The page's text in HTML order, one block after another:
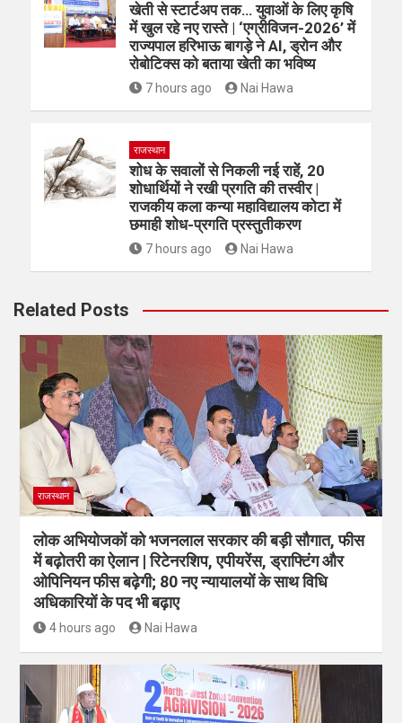
खेती से स्टार्टअप तक… युवाओं के लिए कृषि
में खुल रहे नए रास्ते | ‘एग्रीविजन-2026’ में
राज्यपाल हरिभाऊ बागड़े ने AI, ड्रोन और
रोबोटिक्स को बताया खेती का भविष्य
7 hours ago Nai Hawa
राजस्थान
शोध के सवालों से निकली नई राहें, 20
शोधार्थियों ने रखी प्रगति की तस्वीर |
राजकीय कला कन्या महाविद्यालय कोटा में
छमाही शोध-प्रगति प्रस्तुतीकरण
7 hours ago Nai Hawa
Related Posts
राजस्थान
लोक अभियोजकों को भजनलाल सरकार की बड़ी सौगात, फीस
में बढ़ोतरी का ऐलान | रिटेनरशिप, एपीयरेंस, ड्राफ्टिंग और
ओपिनियन फीस बढ़ेगी; 80 नए न्यायालयों के साथ विधि
अधिकारियों के पद भी बढ़ाए
4 hours ago Nai Hawa